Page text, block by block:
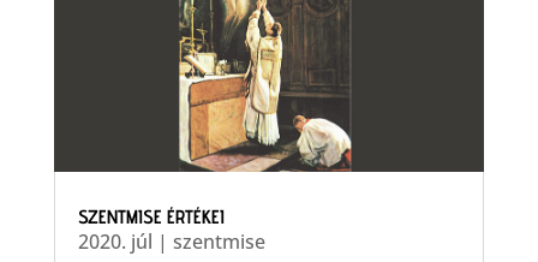
SZENTMISE ÉRTÉKEI
2020. júl | szentmise